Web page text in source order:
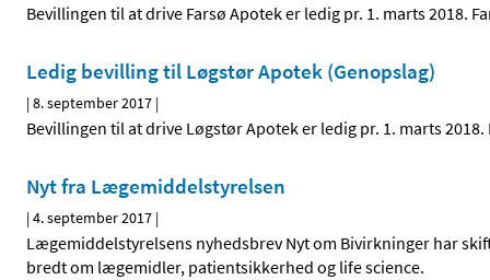
Bevillingen til at drive Farsø Apotek er ledig pr. 1. marts 2018.
Ledig bevilling til Løgstør Apotek (Genopslag)
|8. september 2017 |
Bevillingen til at drive Løgstør Apotek er ledig pr. 1. marts
Nyt fra Lægemiddelstyrelsen
|4. september 2017 |
Lægemiddelstyrelsens nyhedsbrev Nyt om Bivirkninger har
bredt om lægemidler, patientsikkerhed og life science.